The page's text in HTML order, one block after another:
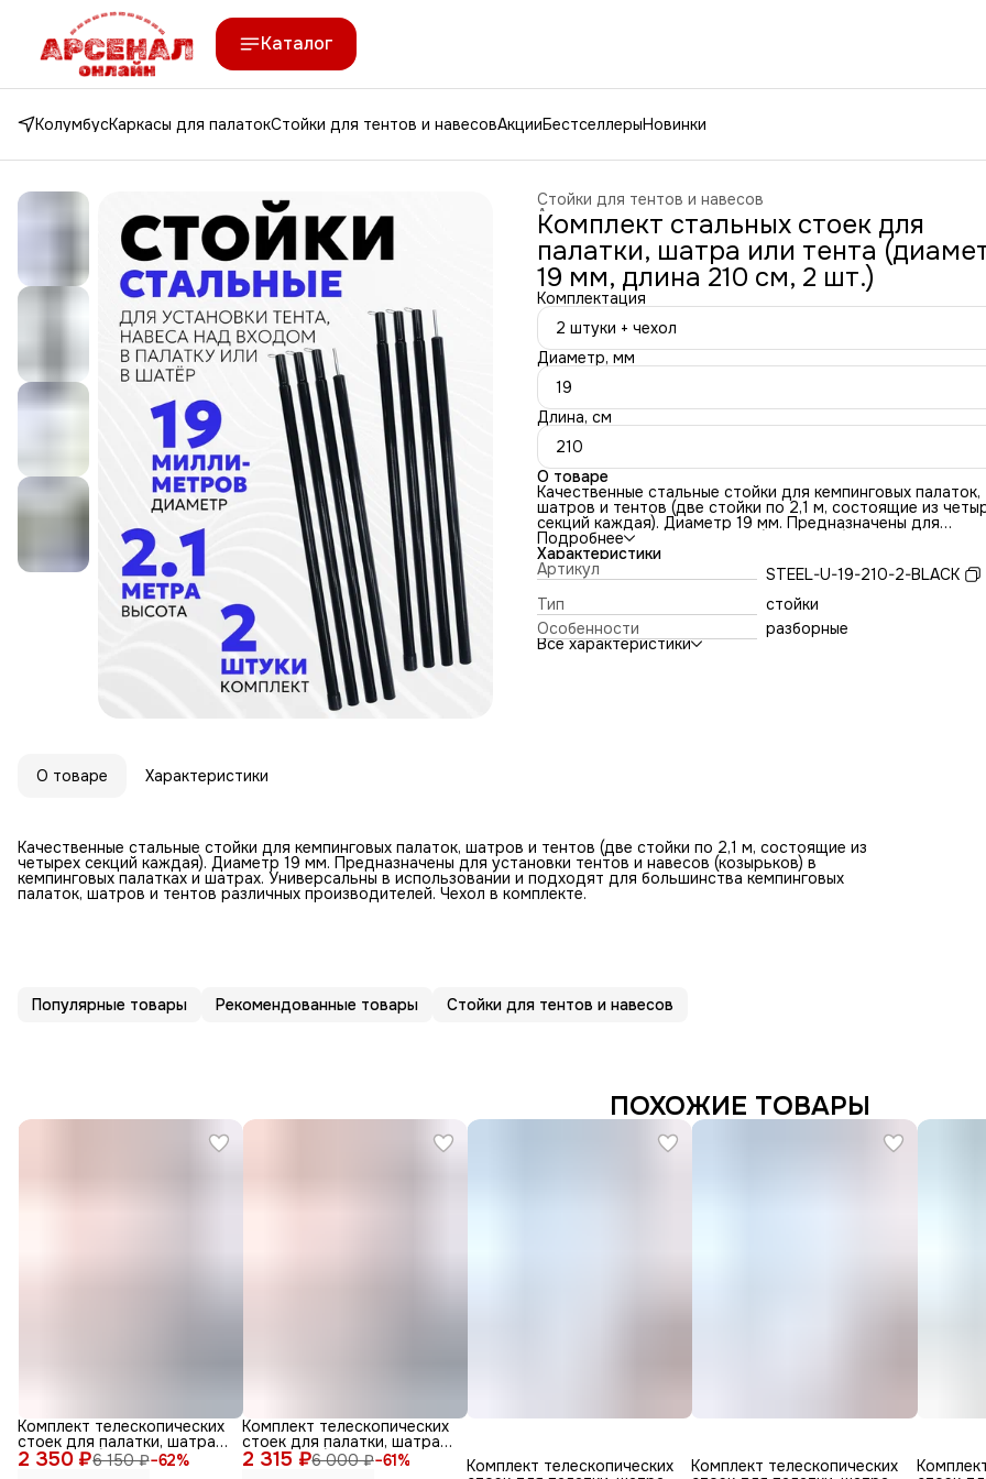
Каталог
КолумбусКаркасы для палатокСтойки для тентов и навесовАкцииБестселлерыНовинки
Стойки для тентов и навесов
Аксессуары для палаток и тентов ›
Туризм и отдых на природе
Спорт и отдых ›
Главная ›
Комплект стальных стоек для
палатки, шатра или тента
19 мм, длина 210 см, 2 шт.)
Комплектация
2 штуки + чехол
Диаметр, мм
19
Длина, см
210
О товаре
Качественные стальные стойки для кемпинговых палаток,
шатров и тентов (две стойки по 2,1 м, состоящие из
секций каждая). Диаметр 19 мм. Предназначены для
установки тентов и навесов (козырьков) в кемпинговых
палатках и шатрах. Универсальны в использовании и
подходят для большинства кемпинговых палаток, шатров
тентов различных производителей. Чехол в комплекте.
Подробнее
Характеристики
Артикул
STEEL-U-19-210-2-BLACK
Тип
стойки
Особенности
разборные
Все характеристики
О товаре Характеристики
Качественные стальные стойки для кемпинговых палаток, шатров и тентов (две стойки по 2,1 м, состоящие из
четырех секций каждая). Диаметр 19 мм. Предназначены для установки тентов и навесов (козырьков) в
кемпинговых палатках и шатрах. Универсальны в использовании и подходят для большинства кемпинговых
палаток, шатров и тентов различных производителей. Чехол в комплекте.
Популярные товары Рекомендованные товары Стойки для тентов и навесов
ПОХОЖИЕ ТОВАРЫ
2 350 ₽6 150 ₽−62%
Комплект телескопических
стоек для палатки, шатра
или тента (алюминий,
высота 2.5 м, 2 шт.)
2 315 ₽6 000 ₽−61%
Комплект телескопических
стоек для палатки, шатра
или тента (алюминий,
высота 2.3 м, 2 шт.) Комплект телескопических Комплект телескопических